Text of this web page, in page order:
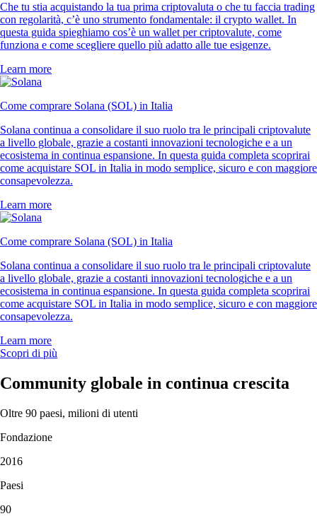
Che tu stia acquistando la tua prima criptovaluta o che tu faccia trading
con regolarità, c’è uno strumento fondamentale: il crypto wallet. In
questa guida spieghiamo cos’è un wallet per criptovalute, come
funziona e come scegliere quello più adatto alle tue esigenze.
Learn more
Come comprare Solana (SOL) in Italia
Solana continua a consolidare il suo ruolo tra le principali criptovalute
a livello globale, grazie a costanti innovazioni tecnologiche e a un
ecosistema in continua espansione. In questa guida completa scoprirai
come acquistare SOL in Italia in modo semplice, sicuro e con maggiore
consapevolezza.
Learn more
Come comprare Solana (SOL) in Italia
Solana continua a consolidare il suo ruolo tra le principali criptovalute
a livello globale, grazie a costanti innovazioni tecnologiche e a un
ecosistema in continua espansione. In questa guida completa scoprirai
come acquistare SOL in Italia in modo semplice, sicuro e con maggiore
consapevolezza.
Learn more
Scopri di più
Community globale in continua crescita
Oltre 90 paesi, milioni di utenti
Fondazione
2016
Paesi
90